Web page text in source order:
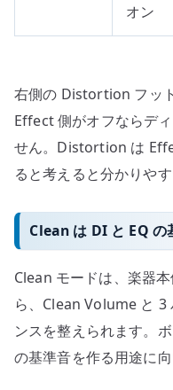
オン
右側の Distortion フッ
Effect 側がオフならデ
せん。Distortion は
ると考えると分かりやす
Clean は DI と EQ の
Clean モードは、楽器
ら、Clean Volume と 3
ンスを整えられます。
の基準音を作る用途に向